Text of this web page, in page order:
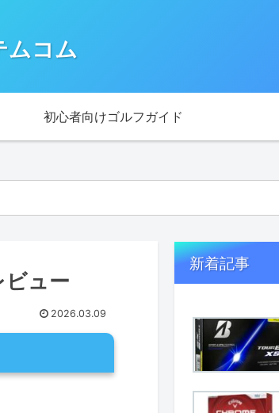
ムコム
初心者向けゴルフガイド
ビュー
2026.03.09
新着記事